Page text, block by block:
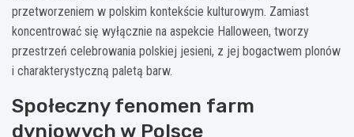
przetworzeniem w polskim kontekście kulturowym. Zamiast
koncentrować się wyłącznie na aspekcie Halloween, tworzy
przestrzeń celebrowania polskiej jesieni, z jej bogactwem plonów
i charakterystyczną paletą barw.
Społeczny fenomen farm
dyniowych w Polsce